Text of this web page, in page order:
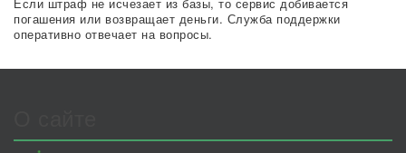
погашения или возвращает деньги. Служба поддержки
оперативно отвечает на вопросы.